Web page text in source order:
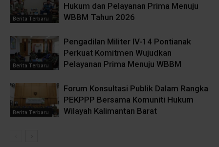
Berita Terbaru
Hukum dan Pelayanan Prima Menuju
WBBM Tahun 2026
Berita Terbaru
Pengadilan Militer IV-14 Pontianak
Perkuat Komitmen Wujudkan
Pelayanan Prima Menuju WBBM
Berita Terbaru
Forum Konsultasi Publik Dalam Rangka
PEKPPP Bersama Komuniti Hukum
Wilayah Kalimantan Barat